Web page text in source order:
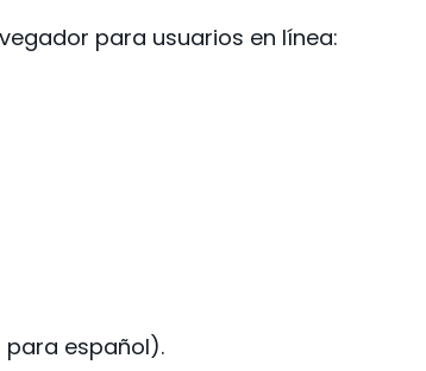
para usuarios en línea:
español).